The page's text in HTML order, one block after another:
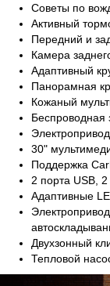
Советы по
Активный
Передний и
Камера
Адаптивный
Панорамная
Кожаный
Беспроводная
30"
Поддержка
2 порта USB,
Адаптивные
Двухзонный
Тепловой